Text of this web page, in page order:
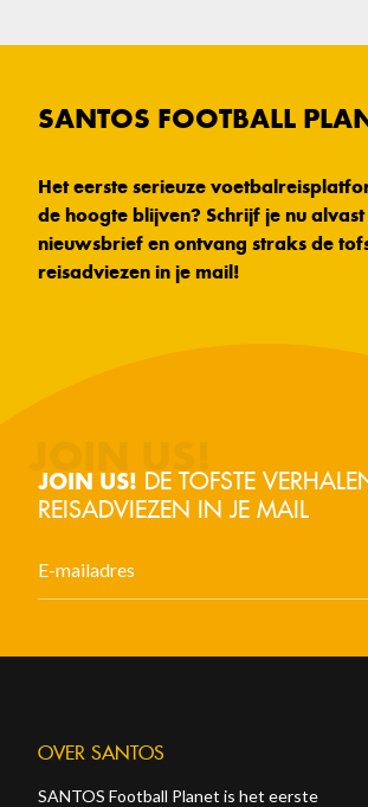
SANTOS FOOTBALL
Het eerste serieuze
de hoogte blijven? Schrijf je nu
nieuwsbrief en ontvang straks de
reisadviezen in je mail!
JOIN US! DE TOFSTE
REISADVIEZEN IN JE MAIL
OVER SANTOS
SANTOS Football Planet is het eerste